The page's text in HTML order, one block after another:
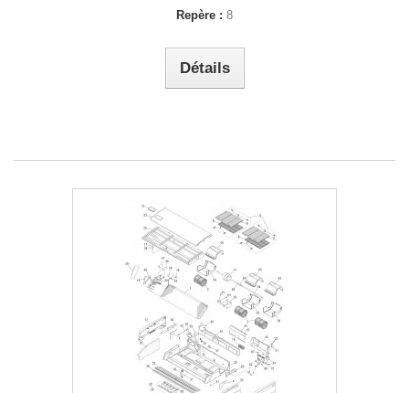
Repère : 8
Détails